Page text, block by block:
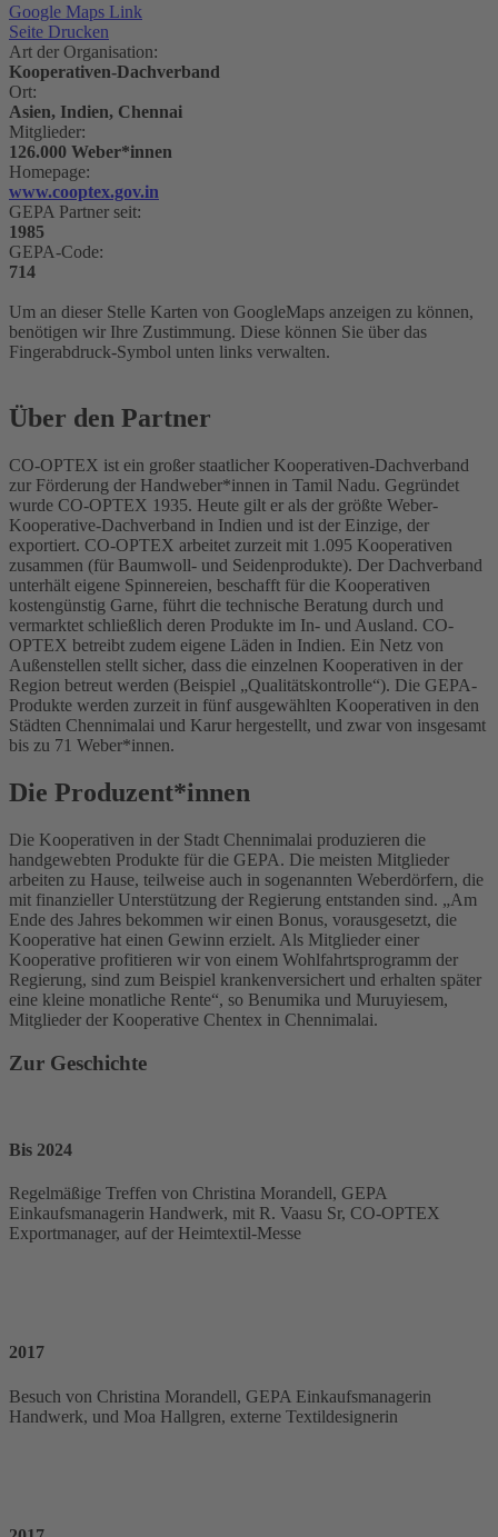
Google Maps Link
Seite Drucken
Art der Organisation:
Kooperativen-Dachverband
Ort:
Asien, Indien, Chennai
Mitglieder:
126.000 Weber*innen
Homepage:
www.cooptex.gov.in
GEPA Partner seit:
1985
GEPA-Code:
714
Um an dieser Stelle Karten von GoogleMaps anzeigen zu können,
benötigen wir Ihre Zustimmung. Diese können Sie über das
Fingerabdruck-Symbol unten links verwalten.
Über den Partner
CO-OPTEX ist ein großer staatlicher Kooperativen-Dachverband
zur Förderung der Handweber*innen in Tamil Nadu. Gegründet
wurde CO-OPTEX 1935. Heute gilt er als der größte Weber-
Kooperative-Dachverband in Indien und ist der Einzige, der
exportiert. CO-OPTEX arbeitet zurzeit mit 1.095 Kooperativen
zusammen (für Baumwoll- und Seidenprodukte). Der Dachverband
unterhält eigene Spinnereien, beschafft für die Kooperativen
kostengünstig Garne, führt die technische Beratung durch und
vermarktet schließlich deren Produkte im In- und Ausland. CO-
OPTEX betreibt zudem eigene Läden in Indien. Ein Netz von
Außenstellen stellt sicher, dass die einzelnen Kooperativen in der
Region betreut werden (Beispiel „Qualitätskontrolle“). Die GEPA-
Produkte werden zurzeit in fünf ausgewählten Kooperativen in den
Städten Chennimalai und Karur hergestellt, und zwar von insgesamt
bis zu 71 Weber*innen.
Die Produzent*innen
Die Kooperativen in der Stadt Chennimalai produzieren die
handgewebten Produkte für die GEPA. Die meisten Mitglieder
arbeiten zu Hause, teilweise auch in sogenannten Weberdörfern, die
mit finanzieller Unterstützung der Regierung entstanden sind. „Am
Ende des Jahres bekommen wir einen Bonus, vorausgesetzt, die
Kooperative hat einen Gewinn erzielt. Als Mitglieder einer
Kooperative profitieren wir von einem Wohlfahrtsprogramm der
Regierung, sind zum Beispiel krankenversichert und erhalten später
eine kleine monatliche Rente“, so Benumika und Muruyiesem,
Mitglieder der Kooperative Chentex in Chennimalai.
Zur Geschichte
Bis 2024
Regelmäßige Treffen von Christina Morandell, GEPA
Einkaufsmanagerin Handwerk, mit R. Vaasu Sr, CO-OPTEX
Exportmanager, auf der Heimtextil-Messe
2017
Besuch von Christina Morandell, GEPA Einkaufsmanagerin
Handwerk, und Moa Hallgren, externe Textildesignerin